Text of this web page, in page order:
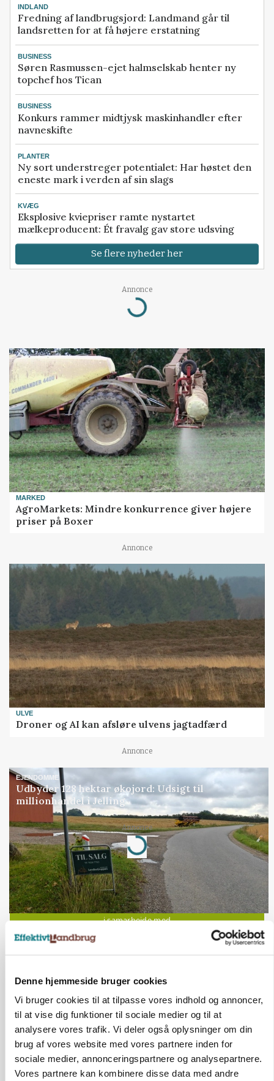
Denne hjemmeside bruger cookies
Vi bruger cookies til at tilpasse vores indhold og annoncer,
til at vise dig funktioner til sociale medier og til at
analysere vores trafik. Vi deler også oplysninger om din
brug af vores website med vores partnere inden for
sociale medier, annonceringspartnere og analysepartnere.
Vores partnere kan kombinere disse data med andre
INDLAND
Fredning af landbrugsjord: Landmand går til
landsretten for at få højere erstatning
BUSINESS
Søren Rasmussen-ejet halmselskab henter ny
topchef hos Tican
BUSINESS
Konkurs rammer midtjysk maskinhandler efter
navneskifte
PLANTER
Ny sort understreger potentialet: Har høstet den
eneste mark i verden af sin slags
KVÆG
Eksplosive kviepriser ramte nystartet
mælkeproducent: Ét fravalg gav store udsving
Se flere nyheder her
Annonce
Loading...
MARKED
AgroMarkets: Mindre konkurrence giver højere
priser på Boxer
Annonce
ULVE
Droner og AI kan afsløre ulvens jagtadfærd
Annonce
EJENDOMME
Udbyder 128 hektar økojord: Udsigt til
millionhandel i Jelling
Annonce
Loading...
Jobs
i samarbejde med
Lastbilchauffør søges til Henrik Haves
Maskinstation
Godstransport
4700, Næstved NY 03. aug.